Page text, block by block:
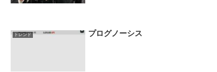
トレンド プログノーシス